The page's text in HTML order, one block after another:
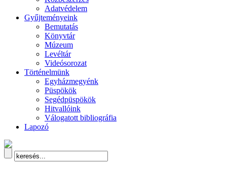
Adatvédelem
Gyűjteményeink
Bemutatás
Könyvtár
Múzeum
Levéltár
Videósorozat
Történelmünk
Egyházmegyénk
Püspökök
Segédpüspökök
Hitvallóink
Válogatott bibliográfia
Lapozó